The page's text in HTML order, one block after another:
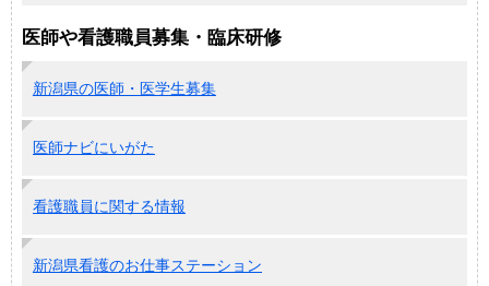
医師や看護職員募集・臨床研修
新潟県の医師・医学生募集
医師ナビにいがた
看護職員に関する情報
新潟県看護のお仕事ステーション